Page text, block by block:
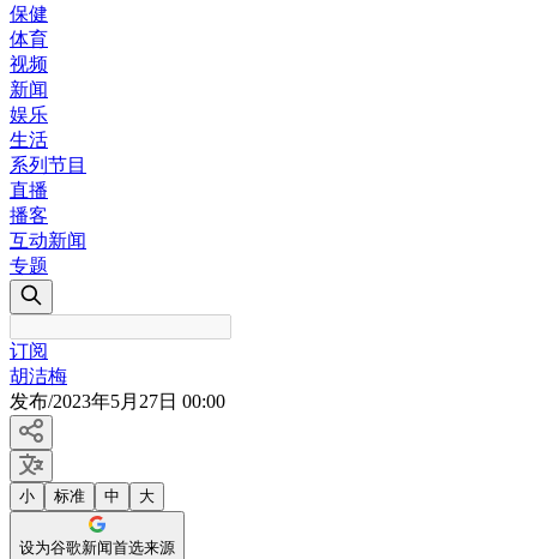
保健
体育
视频
新闻
娱乐
生活
系列节目
直播
播客
互动新闻
专题
订阅
胡洁梅
发布/2023年5月27日 00:00
小 标准 中 大
设为谷歌新闻首选来源